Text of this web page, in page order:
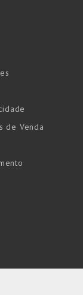
de Venda